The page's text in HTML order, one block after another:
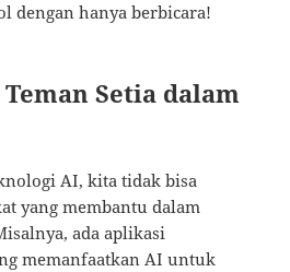
dengan hanya berbicara!
Setia dalam
AI, kita tidak bisa
yang membantu dalam
ada aplikasi
memanfaatkan AI untuk